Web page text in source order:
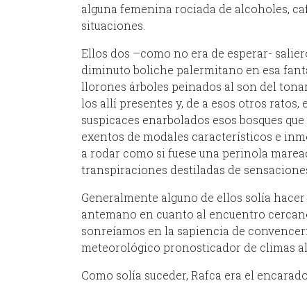
alguna femenina rociada de alcoholes,
situaciones.
Ellos dos –como no era de esperar-
diminuto boliche palermitano en esa
llorones árboles peinados al son del
los allí presentes y, de a esos otros
suspicaces enarbolados esos bosques
exentos de modales característicos e
a rodar como si fuese una perinola
transpiraciones destiladas de
Generalmente alguno de ellos solía
antemano en cuanto al encuentro
sonreíamos en la sapiencia de
meteorológico pronosticador de climas
Como solía suceder, Rafca era el